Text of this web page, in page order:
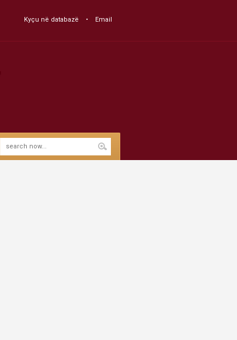
Kyçu në databazë Email